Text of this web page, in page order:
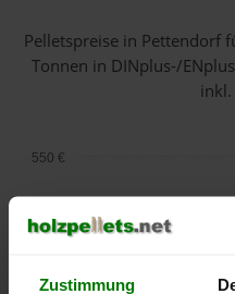
Zustimmung
Pelletspreise in Pettendorf
Tonnen in DINplus-/
550 €